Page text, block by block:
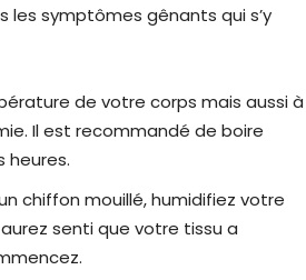
symptômes gênants qui s’y
de votre corps mais aussi à
Il est recommandé de boire
heures.
chiffon mouillé, humidifiez votre
senti que votre tissu a